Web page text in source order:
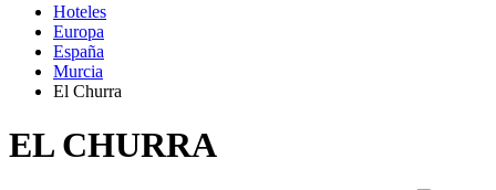
Hoteles
Europa
España
Murcia
El Churra
EL CHURRA